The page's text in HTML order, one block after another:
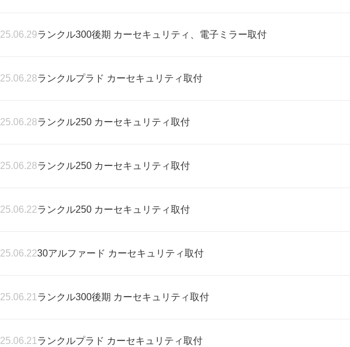
25.06.29ランクル300後期 カーセキュリティ、電子ミラー取付
25.06.28ランクルプラド カーセキュリティ取付
25.06.28ランクル250 カーセキュリティ取付
25.06.28ランクル250 カーセキュリティ取付
25.06.22ランクル250 カーセキュリティ取付
25.06.2230アルファード カーセキュリティ取付
25.06.21 ランクル300後期 カーセキュリティ取付
25.06.21 ランクルプラド カーセキュリティ取付